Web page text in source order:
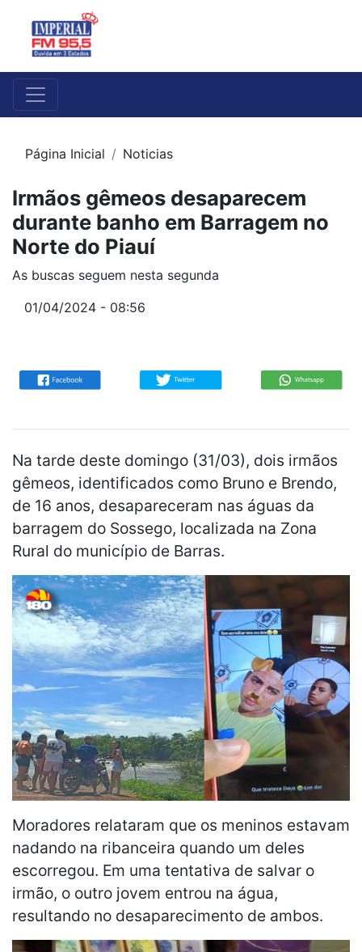
Página Inicial Noticias
Irmãos gêmeos desaparecem
durante banho em Barragem no
Norte do Piauí
As buscas seguem nesta segunda
01/04/2024 - 08:56
Na tarde deste domingo (31/03), dois irmãos
gêmeos, identificados como Bruno e Brendo,
de 16 anos, desapareceram nas águas da
barragem do Sossego, localizada na Zona
Rural do município de Barras.
Moradores relataram que os meninos estavam
nadando na ribanceira quando um deles
escorregou. Em uma tentativa de salvar o
irmão, o outro jovem entrou na água,
resultando no desaparecimento de ambos.